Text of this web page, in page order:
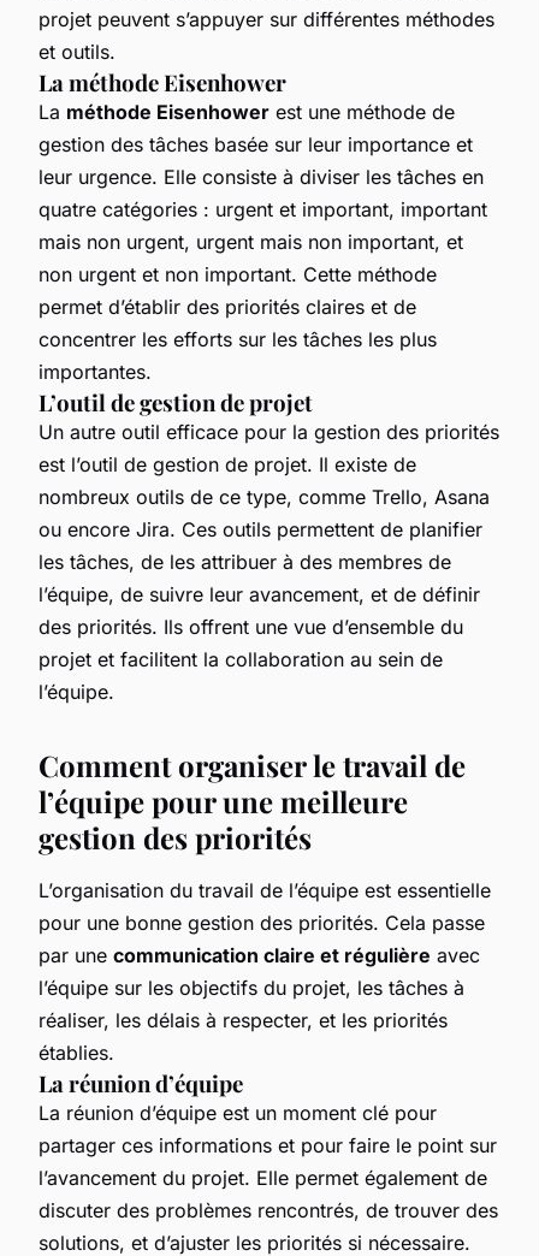
projet peuvent s’appuyer sur différentes méthodes
et outils.
La méthode Eisenhower
La méthode Eisenhower est une méthode de
gestion des tâches basée sur leur importance et
leur urgence. Elle consiste à diviser les tâches en
quatre catégories : urgent et important, important
mais non urgent, urgent mais non important, et
non urgent et non important. Cette méthode
permet d’établir des priorités claires et de
concentrer les efforts sur les tâches les plus
importantes.
L’outil de gestion de projet
Un autre outil efficace pour la gestion des priorités
est l’outil de gestion de projet. Il existe de
nombreux outils de ce type, comme Trello, Asana
ou encore Jira. Ces outils permettent de planifier
les tâches, de les attribuer à des membres de
l’équipe, de suivre leur avancement, et de définir
des priorités. Ils offrent une vue d’ensemble du
projet et facilitent la collaboration au sein de
l’équipe.
Comment organiser le travail de
l’équipe pour une meilleure
gestion des priorités
L’organisation du travail de l’équipe est essentielle
pour une bonne gestion des priorités. Cela passe
par une communication claire et régulière avec
l’équipe sur les objectifs du projet, les tâches à
réaliser, les délais à respecter, et les priorités
établies.
La réunion d’équipe
La réunion d’équipe est un moment clé pour
partager ces informations et pour faire le point sur
l’avancement du projet. Elle permet également de
discuter des problèmes rencontrés, de trouver des
solutions, et d’ajuster les priorités si nécessaire.